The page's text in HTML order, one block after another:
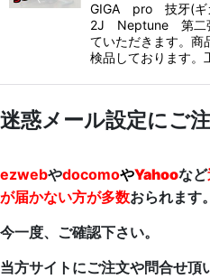
GIGA pro 技牙(
2J Neptune 第二
ていただきます。商
検品しております。
迷惑メール設定にご
ezwebやdocomoやYahooなど
が届かない方が多数おられます。
今一度、ご確認下さい。
当方サイトにご注文や問合せ